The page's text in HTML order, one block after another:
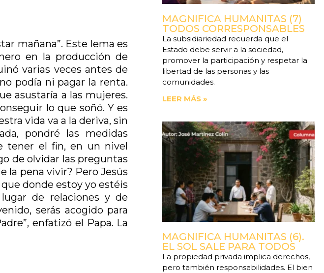
mañana”. Este lema es
en la producción de
varias veces antes de
podía ni pagar la renta.
asustaría a las mujeres.
lo que soñó. Y es
vida va a la deriva, sin
pondré las medidas
tener el fin, en un nivel
de olvidar las preguntas
la pena vivir? Pero Jesús
donde estoy yo estéis
de relaciones y de
serás acogido para
enfatizó el Papa. La
MAGNIFICA HUMANITAS (7)
TODOS CORRESPONSABLES
La subsidiariedad recuerda que el
Estado debe servir a la sociedad,
promover la participación y respetar la
libertad de las personas y las
comunidades.
LEER MÁS »
MAGNIFICA HUMANITAS (6).
EL SOL SALE PARA TODOS
La propiedad privada implica derechos,
pero también responsabilidades. El bien